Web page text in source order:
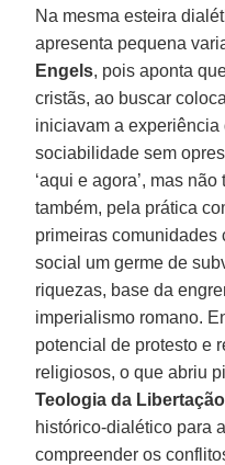
Na mesma esteira
apresenta pequena
Engels, pois aponta
cristãs, ao buscar
iniciavam a
sociabilidade sem
‘aqui e agora’, mas
também, pela prática
primeiras comunidades
social um germe de
riquezas, base da
imperialismo romano.
potencial de protesto e
religiosos, o que abriu
Teologia da Libertação
histórico-dialético para
compreender os